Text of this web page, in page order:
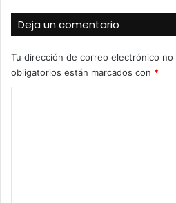
Deja un comentario
Tu dirección de correo electrónico no
obligatorios están marcados con *